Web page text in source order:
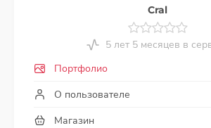
Cral
5 лет 5 месяцев в
Портфолио
О пользователе
Магазин